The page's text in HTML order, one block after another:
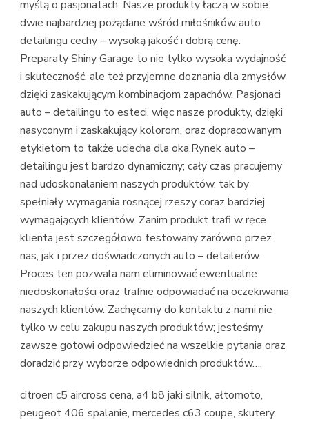
myślą o pasjonatach. Nasze produkty łączą w sobie
dwie najbardziej pożądane wśród miłośników auto
detailingu cechy – wysoką jakość i dobrą cenę.
Preparaty Shiny Garage to nie tylko wysoka wydajność
i skuteczność, ale też przyjemne doznania dla zmysłów
dzięki zaskakującym kombinacjom zapachów. Pasjonaci
auto – detailingu to esteci, więc nasze produkty, dzięki
nasyconym i zaskakujący kolorom, oraz dopracowanym
etykietom to także uciecha dla oka.Rynek auto –
detailingu jest bardzo dynamiczny; cały czas pracujemy
nad udoskonalaniem naszych produktów, tak by
spełniały wymagania rosnącej rzeszy coraz bardziej
wymagających klientów. Zanim produkt trafi w ręce
klienta jest szczegółowo testowany zarówno przez
nas, jak i przez doświadczonych auto – detailerów.
Proces ten pozwala nam eliminować ewentualne
niedoskonałości oraz trafnie odpowiadać na oczekiwania
naszych klientów. Zachęcamy do kontaktu z nami nie
tylko w celu zakupu naszych produktów; jesteśmy
zawsze gotowi odpowiedzieć na wszelkie pytania oraz
doradzić przy wyborze odpowiednich produktów….
citroen c5 aircross cena, a4 b8 jaki silnik, ałtomoto,
peugeot 406 spalanie, mercedes c63 coupe, skutery